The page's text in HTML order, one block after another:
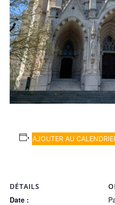
AJOUTER AU
DÉTAILS
Date :